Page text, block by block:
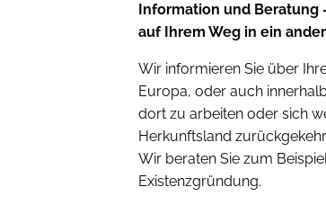
Information und Beratung
auf Ihrem Weg in ein
Wir informieren Sie über
Europa, oder auch
dort zu arbeiten oder sich
Herkunftsland
Wir beraten Sie zum
Existenzgründung.